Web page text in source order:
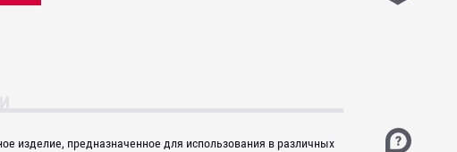
изделие, предназначенное для использования в различных